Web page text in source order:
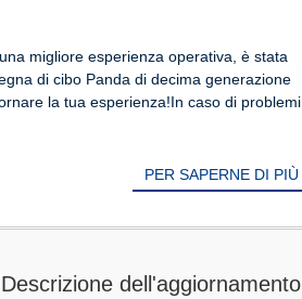
di cibo panda di
migliore esperienza operativa, è stata
di cibo Panda di decima generazione
la tua esperienza!In caso di problemi
PER SAPERNE DI PIÙ
dell'aggiornamento